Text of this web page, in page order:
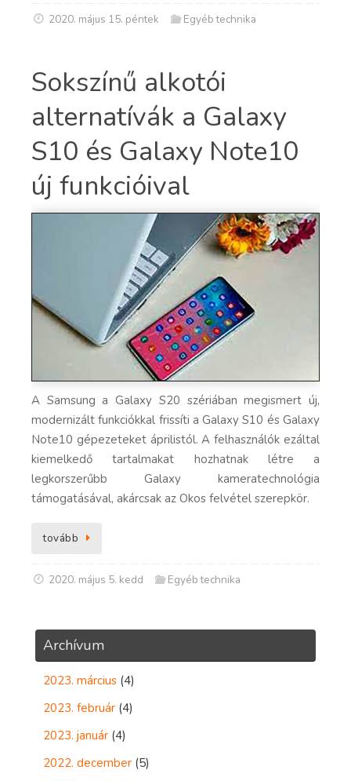
2020. május 15. péntek Egyéb technika
Sokszínű alkotói
alternatívák a Galaxy
S10 és Galaxy Note10
új funkcióival
A Samsung a Galaxy S20 szériában megismert új,
modernizált funkciókkal frissíti a Galaxy S10 és Galaxy
Note10 gépezeteket áprilistól. A felhasználók ezáltal
kiemelkedő tartalmakat hozhatnak létre a
legkorszerűbb Galaxy kameratechnológia
támogatásával, akárcsak az Okos felvétel szerepkör.
tovább
2020. május 5. kedd Egyéb technika
Archívum
2023. március (4)
2023. február (4)
2023. január (4)
2022. december (5)